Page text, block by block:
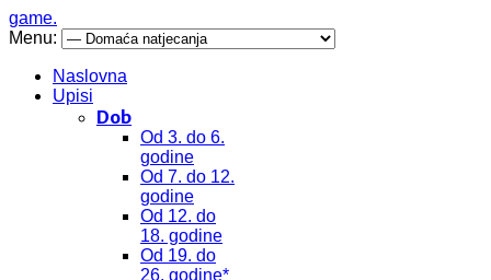
game.
Menu:
Naslovna
Upisi
Dob
Od 3. do 6.
godine
Od 7. do 12.
godine
Od 12. do
18. godine
Od 19. do
26. godine*